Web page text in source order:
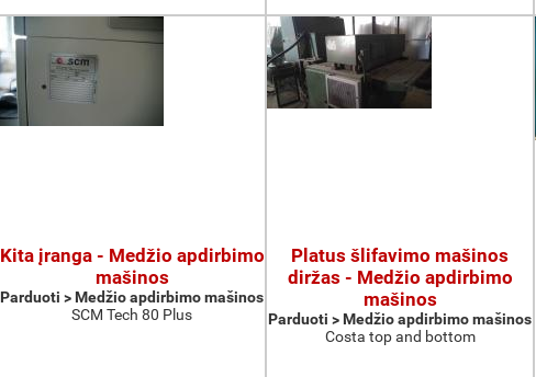
Kita įranga - Medžio apdirbimo
mašinos
Parduoti > Medžio apdirbimo mašinos
SCM Tech 80 Plus
Platus šlifavimo mašinos
diržas - Medžio apdirbimo
mašinos
Parduoti > Medžio apdirbimo mašinos
Costa top and bottom